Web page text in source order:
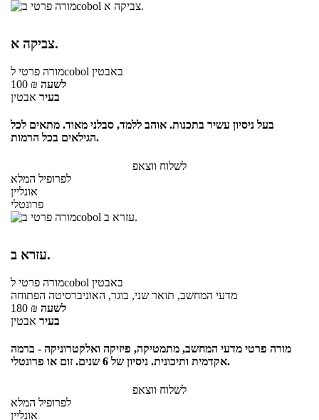
צביקה א.
מורה פרטילcobol באבטין
100 ₪ לשעה
בעיר אבטין
בעל ניסיון עשיר בתכנות. אוהב ללמד, סבלני מאוד. מתאים לכל
הגילאים בכל הרמות.
לשלוח ווצאפ
לפרופיל המלא
אונליין
פרונטלי
עזרא ב.
מורה פרטילcobol באבטין
מדעי המחשב, תואר שני, בוגר, האוניברסיטה הפתוחה
180 ₪ לשעה
בעיר אבטין
מורה פרטי מדעי המחשב, מתמטיקה, פיזיקה ואלקטרוניקה - ברמה
אקדמית ותיכונית. ניסיון של 6 שנים. זום או פרונטלי.
לשלוח ווצאפ
לפרופיל המלא
אונליין